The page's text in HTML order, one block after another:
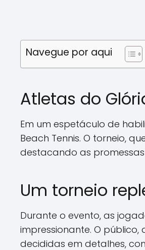
Navegue por aqui
Atletas do
Em um espetáculo de
Beach Tennis. O torneio,
destacando as
Um torneio
Durante o evento, as
impressionante. O
decididas em detalhes,